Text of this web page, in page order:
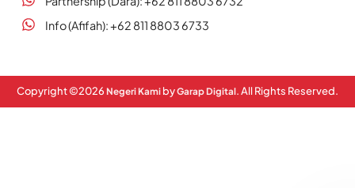
Info (Afifah): +62 811 8803 6733
Copyright ©2026 Negeri Kami byGarap Digital. All Rights Reserved.